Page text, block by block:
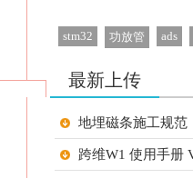
stm32 功放管 ads
最新上传
地埋磁条施工规范
跨维W1 使用手册